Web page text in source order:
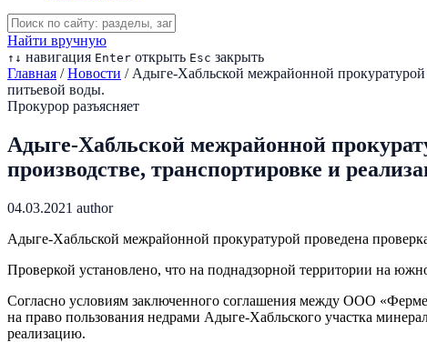
Найти вручную
↑ ↓ навигация Enter открыть Esc закрыть
Главная / Новости / Адыге-Хабльской межрайонной прокуратурой
питьевой воды.
Прокурор разъясняет
Адыге-Хабльской межрайонной
производстве, транспортировке и
04.03.2021 author
Адыге-Хабльской межрайонной прокуратурой проведена
Проверкой установлено, что на поднадзорной территории на
Согласно условиям заключенного соглашения между ООО
на право пользования недрами Адыге-Хабльского участка
реализацию.